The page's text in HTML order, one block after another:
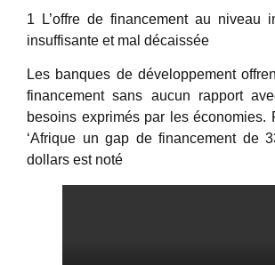
1 L’offre de financement au niveau
insuffisante et mal décaissée
Les banques de développement
financement sans aucun rapport
besoins exprimés par les économies.
‘Afrique un gap de financement de
dollars est noté